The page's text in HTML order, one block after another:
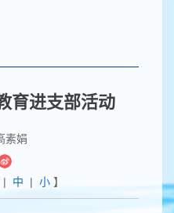
育进支部活动
素娟
中 | 小】